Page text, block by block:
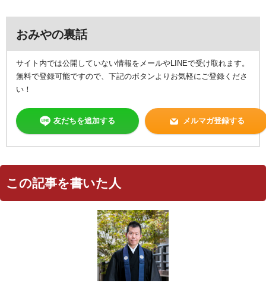
おみやの裏話
サイト内では公開していない情報をメールやLINEで受け取れます。
無料で登録可能ですので、下記のボタンよりお気軽にご登録くださ
い！
友だちを追加する メルマガ登録する
この記事を書いた人